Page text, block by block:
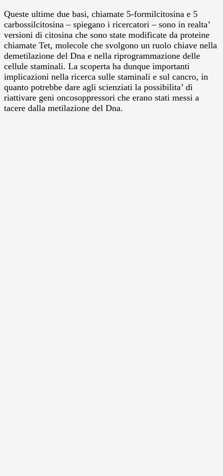
Queste ultime due basi, chiamate 5-formilcitosina e 5
carbossilcitosina – spiegano i ricercatori – sono in realta’
versioni di citosina che sono state modificate da proteine
chiamate Tet, molecole che svolgono un ruolo chiave nella
demetilazione del Dna e nella riprogrammazione delle
cellule staminali. La scoperta ha dunque importanti
implicazioni nella ricerca sulle staminali e sul cancro, in
quanto potrebbe dare agli scienziati la possibilita’ di
riattivare geni oncosoppressori che erano stati messi a
tacere dalla metilazione del Dna.